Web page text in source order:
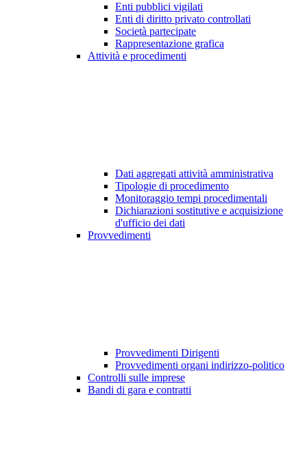
Enti pubblici vigilati
Enti di diritto privato controllati
Società partecipate
Rappresentazione grafica
Attività e procedimenti
Dati aggregati attività amministrativa
Tipologie di procedimento
Monitoraggio tempi procedimentali
Dichiarazioni sostitutive e acquisizione
d'ufficio dei dati
Provvedimenti
Provvedimenti Dirigenti
Provvedimenti organi indirizzo-politico
Controlli sulle imprese
Bandi di gara e contratti